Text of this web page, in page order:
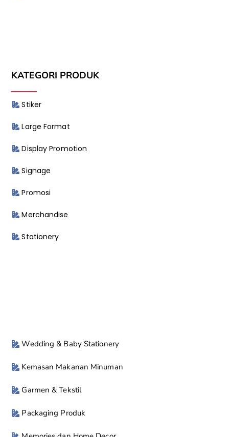
KATEGORI PRODUK
Stiker
Large Format
Display Promotion
Signage
Promosi
Merchandise
Stationery
Wedding & Baby Stationery
Kemasan Makanan Minuman
Garmen & Tekstil
Packaging Produk